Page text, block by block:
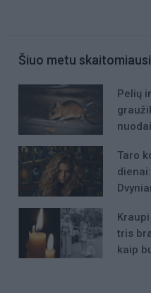
Šiuo metu skaitomiausi
Pelių
nuodai
Taro
tris
kaip